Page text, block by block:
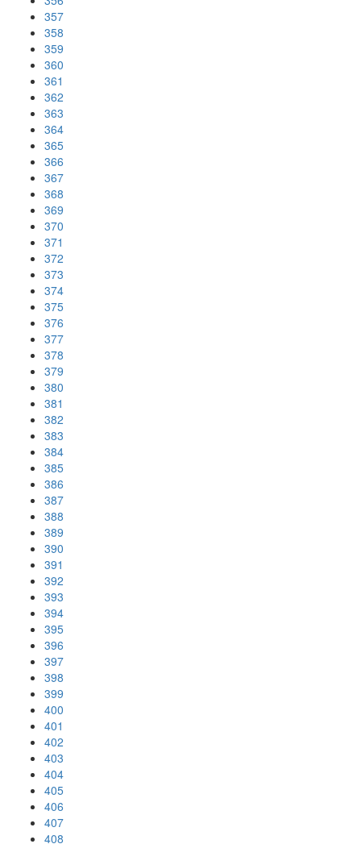
357
358
359
360
361
362
363
364
365
366
367
368
369
370
371
372
373
374
375
376
377
378
379
380
381
382
383
384
385
386
387
388
389
390
391
392
393
394
395
396
397
398
399
400
401
402
403
404
405
406
407
408